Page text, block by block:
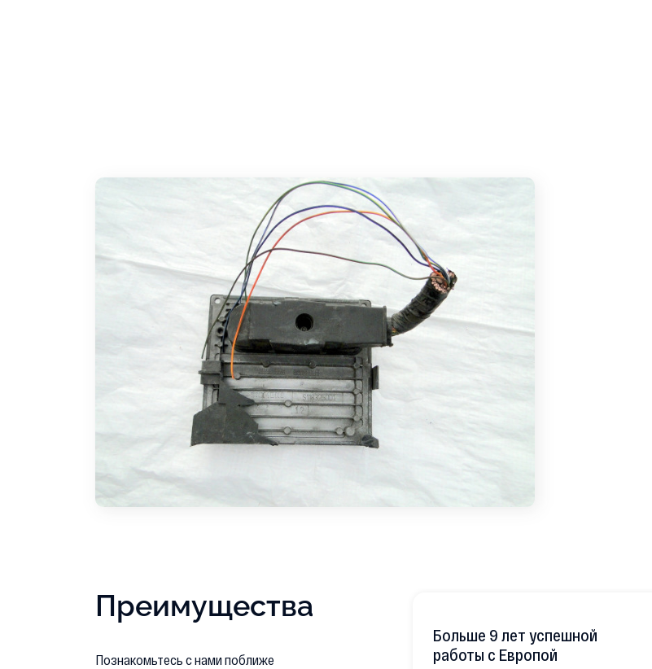
Преимущества
Познакомьтесь с нами поближе
Больше 9 лет успешной
работы с Европой